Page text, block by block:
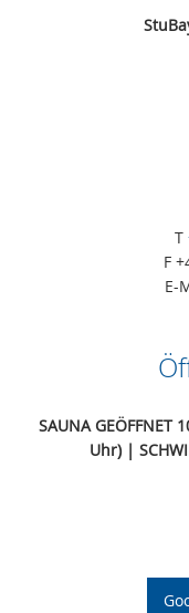
T
F
E-
SAUNA GEÖFFNET
Uhr) |